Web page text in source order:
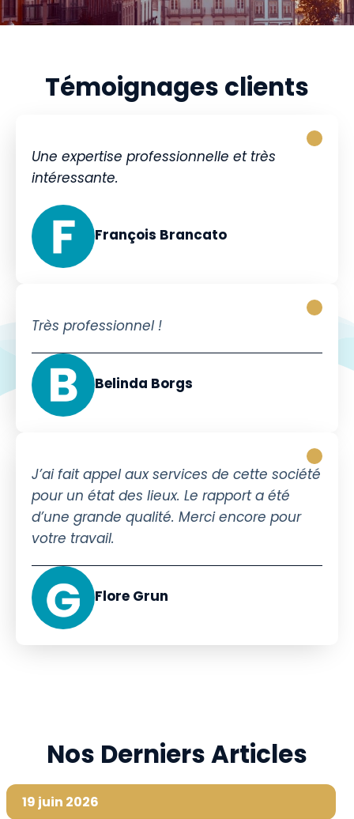
Témoignages clients
Une expertise professionnelle et très
intéressante.
François Brancato
Très professionnel !
Belinda Borgs
J’ai fait appel aux services de cette société
pour un état des lieux. Le rapport a été
d’une grande qualité. Merci encore pour
votre travail.
Flore Grun
Nos Derniers Articles
19 juin 2026